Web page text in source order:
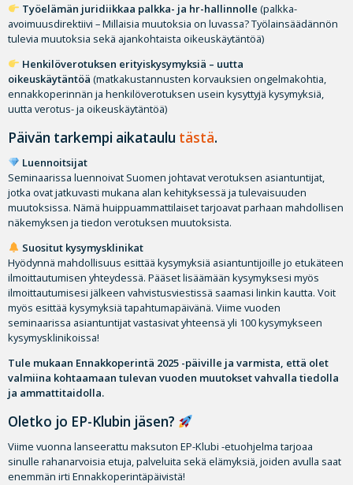
Työelämän juridiikkaa palkka- ja hr-hallinnolle (palkka-
avoimuusdirektiivi – Millaisia muutoksia on luvassa? Työlainsäädännön
tulevia muutoksia sekä ajankohtaista oikeuskäytäntöä)
Henkilöverotuksen erityiskysymyksiä – uutta
oikeuskäytäntöä (matkakustannusten korvauksien ongelmakohtia,
ennakkoperinnän ja henkilöverotuksen usein kysyttyjä kysymyksiä,
uutta verotus- ja oikeuskäytäntöä)
Päivän tarkempi aikataulu tästä.
Luennoitsijat
Seminaarissa luennoivat Suomen johtavat verotuksen asiantuntijat,
jotka ovat jatkuvasti mukana alan kehityksessä ja tulevaisuuden
muutoksissa. Nämä huippuammattilaiset tarjoavat parhaan mahdollisen
näkemyksen ja tiedon verotuksen muutoksista.
Suositut kysymysklinikat
Hyödynnä mahdollisuus esittää kysymyksiä asiantuntijoille jo etukäteen
ilmoittautumisen yhteydessä. Pääset lisäämään kysymyksesi myös
ilmoittautumisesi jälkeen vahvistusviestissä saamasi linkin kautta. Voit
myös esittää kysymyksiä tapahtumapäivänä. Viime vuoden
seminaarissa asiantuntijat vastasivat yhteensä yli 100 kysymykseen
kysymysklinikoissa!
Tule mukaan Ennakkoperintä 2025 -päiville ja varmista, että olet
valmiina kohtaamaan tulevan vuoden muutokset vahvalla tiedolla
ja ammattitaidolla.
Oletko jo EP-Klubin jäsen?
Viime vuonna lanseerattu maksuton EP-Klubi -etuohjelma tarjoaa
sinulle rahanarvoisia etuja, palveluita sekä elämyksiä, joiden avulla saat
enemmän irti Ennakkoperintäpäivistä!